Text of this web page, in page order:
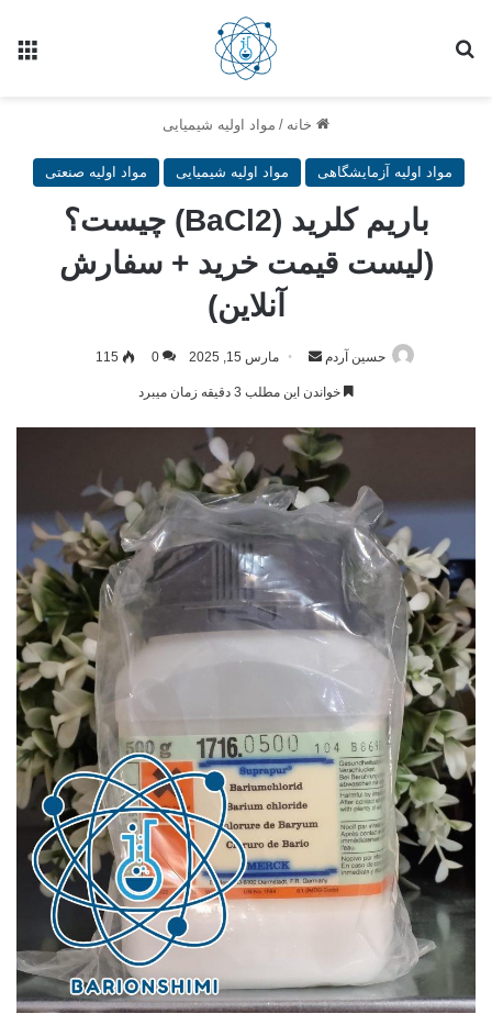
خانه / مواد اولیه شیمیایی
مواد اولیه آزمایشگاهی مواد اولیه شیمیایی مواد اولیه صنعتی
باریم کلرید (BaCl2) چیست؟
(لیست قیمت خرید + سفارش
آنلاین)
حسین آردم مارس 15, 2025 0
115
خواندن این مطلب 3 دقیقه زمان میبرد